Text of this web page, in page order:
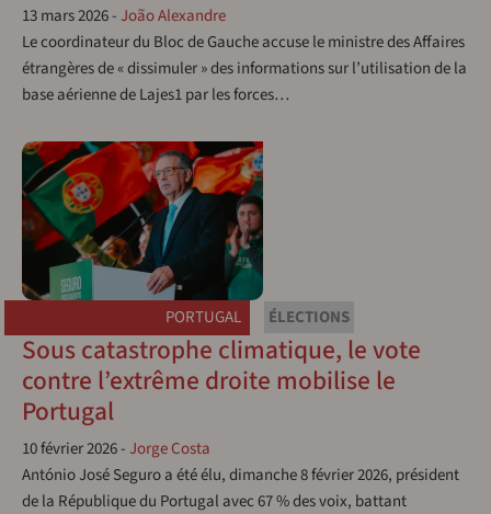
13 mars 2026-João Alexandre
Le coordinateur du Bloc de Gauche accuse le ministre des Affaires
étrangères de « dissimuler » des informations sur l’utilisation de la
base aérienne de Lajes1 par les forces…
PORTUGAL ÉLECTIONS
Sous catastrophe climatique, le vote
contre l’extrême droite mobilise le
Portugal
10 février 2026-Jorge Costa
António José Seguro a été élu, dimanche 8 février 2026, président
de la République du Portugal avec 67 % des voix, battant